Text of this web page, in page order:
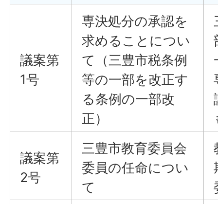
議案第
1号
専決処分の承認を
求めることについ
て（三豊市税条例
等の一部を改正す
る条例の一部改
正）
議案第
2号
三豊市教育委員会
委員の任命につい
て